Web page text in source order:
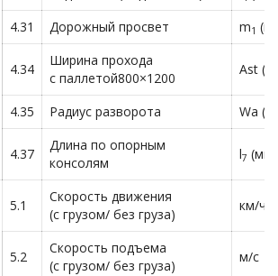
4.31
Дорожный просвет m1
4.34
Ширина прохода
с паллетой800×1200
Ast
4.35 Радиус разворота Wa
4.37
Длина по опорным
консолям
l7 (мм)
5.1
Скорость движения
(с грузом/ без груза)
км/ч
5.2
Скорость подъема
(с грузом/ без груза)
м/с